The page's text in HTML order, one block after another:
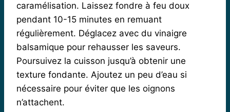
caramélisation. Laissez fondre à feu doux
pendant 10-15 minutes en remuant
régulièrement. Déglacez avec du vinaigre
balsamique pour rehausser les saveurs.
Poursuivez la cuisson jusqu’à obtenir une
texture fondante. Ajoutez un peu d’eau si
nécessaire pour éviter que les oignons
n’attachent.